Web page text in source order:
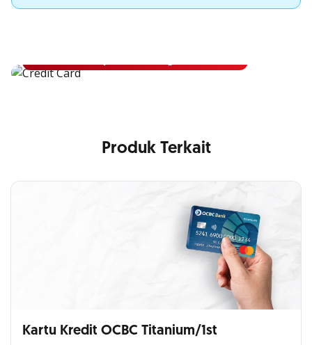
Apply Kartu Kredit OCBC
Produk Terkait
Kartu Kredit OCBC Titanium/1st